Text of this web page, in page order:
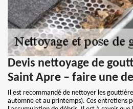
Devis nettoyage de
Saint Apre – faire une
Il est recommandé de nettoyer les
automne et au printemps). Ces entretiens